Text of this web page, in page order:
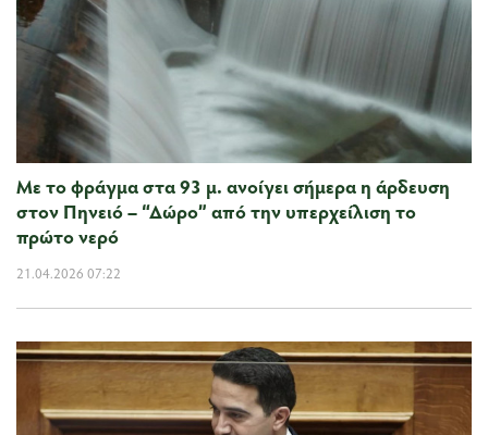
Με το φράγμα στα 93 μ. ανοίγει σήμερα η άρδευση
στον Πηνειό – “Δώρο” από την υπερχείλιση το
πρώτο νερό
21.04.2026 07:22